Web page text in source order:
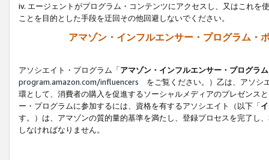
iv. エージェントがプログラム・コンテンツにアクセスし、又はこれ
ことを目的とした手段を迂回その他回避しないでください。
アマゾン・インフルエンサー・プログラム・
アソシエイト・プログラム「アマゾン・インフルエンサー・プログラム
program.amazon.com/influencers をご覧ください。）乙は、アソシ
環として、消費者の購入を促進するソーシャルメディアのプレゼンス
ー・プログラムに参加するには、資格を有するアソシエイト（以下「
す。）は、アマゾンの質的量的基準を満たし、登録プロセスを完了し、
しなければなりません。